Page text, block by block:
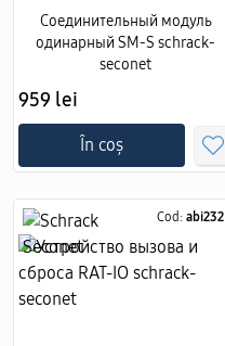
Соединительный модуль
одинарный SM-S schrack-
seconet
959 lei
În coș
Cod: abi232